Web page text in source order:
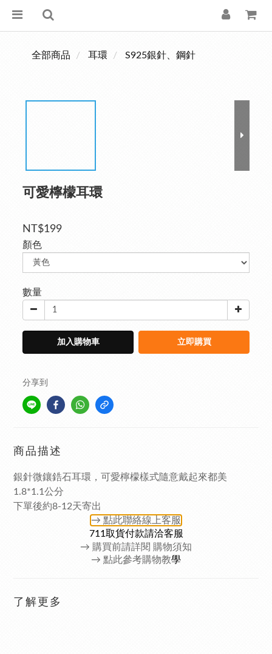
全部商品 耳環 S925銀針、鋼針
可愛檸檬耳環
NT$199
顏色
數量
加入購物車 立即購買
分享到
商品描述
銀針微鑲鋯石耳環，可愛檸檬樣式隨意戴起來都美
1.8*1.1公分
下單後約8-12天寄出
→ 點此聯絡線上客服
711取貨付款請洽客服
→ 購買前請詳閱 購物須知
→ 點此參考購物教學
了解更多